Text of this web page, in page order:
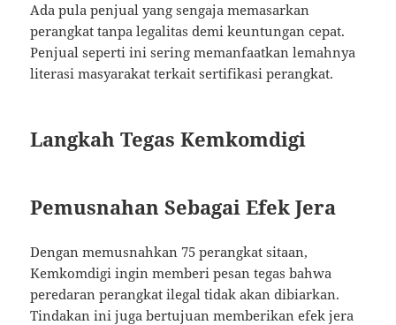
Ada pula penjual yang sengaja memasarkan
perangkat tanpa legalitas demi keuntungan cepat.
Penjual seperti ini sering memanfaatkan lemahnya
literasi masyarakat terkait sertifikasi perangkat.
Langkah Tegas Kemkomdigi
Pemusnahan Sebagai Efek Jera
Dengan memusnahkan 75 perangkat sitaan,
Kemkomdigi ingin memberi pesan tegas bahwa
peredaran perangkat ilegal tidak akan dibiarkan.
Tindakan ini juga bertujuan memberikan efek jera